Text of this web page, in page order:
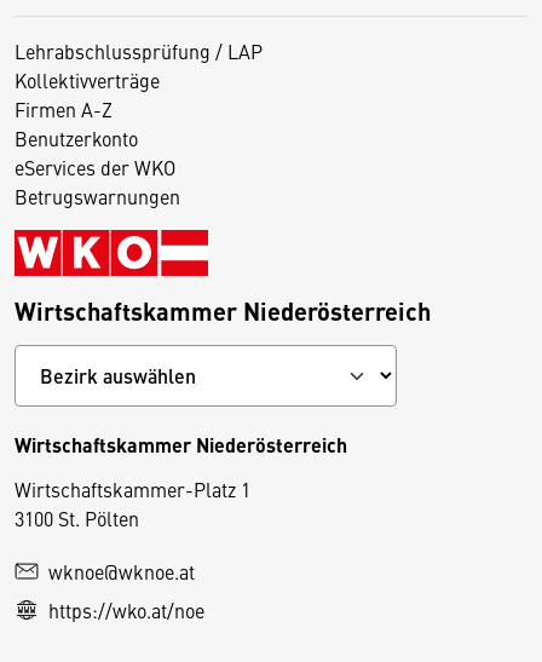
Lehrabschlussprüfung / LAP
Kollektivverträge
Firmen A-Z
Benutzerkonto
eServices der WKO
Betrugswarnungen
Wirtschaftskammer Niederösterreich
Wirtschaftskammer Niederösterreich
Wirtschaftskammer-Platz 1
3100 St. Pölten
wknoe@wknoe.at
https://wko.at/noe
D
e
s